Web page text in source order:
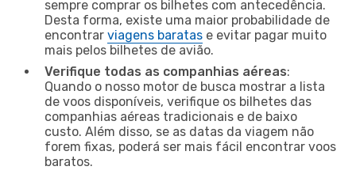
sempre comprar os bilhetes com antecedência.
Desta forma, existe uma maior probabilidade de
encontrar viagens baratas e evitar pagar muito
mais pelos bilhetes de avião.
Verifique todas as companhias aéreas:
Quando o nosso motor de busca mostrar a lista
de voos disponíveis, verifique os bilhetes das
companhias aéreas tradicionais e de baixo
custo. Além disso, se as datas da viagem não
forem fixas, poderá ser mais fácil encontrar voos
baratos.